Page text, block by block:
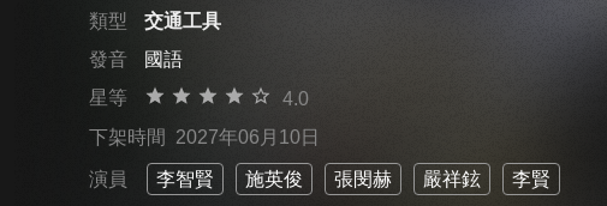
類型
交通工具
發音
國語
星等
4.0
下架時間 2027年06月10日
演員 李智賢 施英俊 張閔赫 嚴祥鉉 李賢